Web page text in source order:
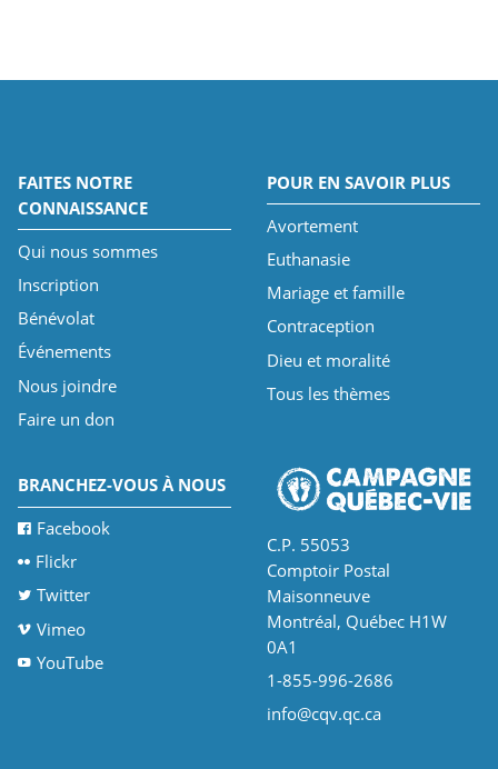
FAITES NOTRE
CONNAISSANCE
Qui nous sommes
Inscription
Bénévolat
Événements
Nous joindre
Faire un don
POUR EN SAVOIR PLUS
Avortement
Euthanasie
Mariage et famille
Contraception
Dieu et moralité
Tous les thèmes
BRANCHEZ-VOUS À NOUS
Facebook
Flickr
Twitter
Vimeo
YouTube
C.P. 55053
Comptoir Postal
Maisonneuve
Montréal, Québec H1W
0A1
1-855-996-2686
info@cqv.qc.ca